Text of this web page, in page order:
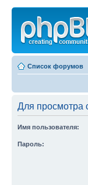
Список форумов
Для просмотра
Имя пользователя:
Пароль: